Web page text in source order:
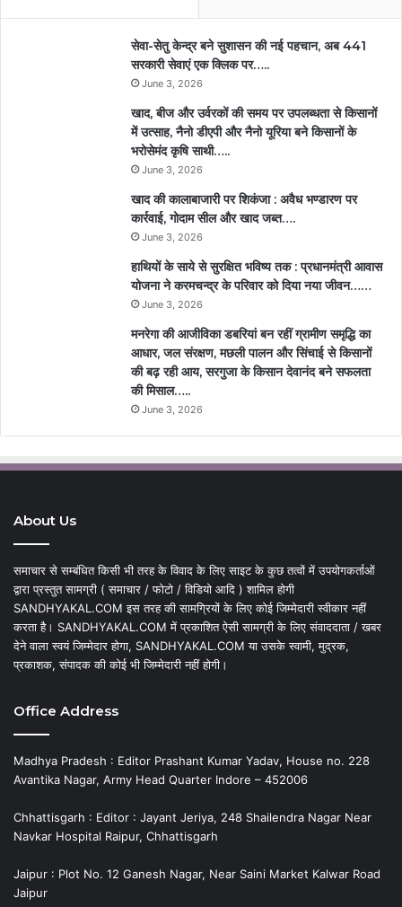
सेवा-सेतु केन्द्र बने सुशासन की नई पहचान, अब 441
सरकारी सेवाएं एक क्लिक पर…..
June 3, 2026
खाद, बीज और उर्वरकों की समय पर उपलब्धता से किसानों
में उत्साह, नैनो डीएपी और नैनो यूरिया बने किसानों के
भरोसेमंद कृषि साथी…..
June 3, 2026
खाद की कालाबाजारी पर शिकंजा : अवैध भण्डारण पर
कार्रवाई, गोदाम सील और खाद जब्त….
June 3, 2026
हाथियों के साये से सुरक्षित भविष्य तक : प्रधानमंत्री आवास
योजना ने करमचन्द्र के परिवार को दिया नया जीवन……
June 3, 2026
मनरेगा की आजीविका डबरियां बन रहीं ग्रामीण समृद्धि का
आधार, जल संरक्षण, मछली पालन और सिंचाई से किसानों
की बढ़ रही आय, सरगुजा के किसान देवानंद बने सफलता
की मिसाल…..
June 3, 2026
About Us
समाचार से सम्बंधित किसी भी तरह के विवाद के लिए साइट के कुछ तत्वों में उपयोगकर्ताओं
द्वारा प्रस्तुत सामग्री ( समाचार / फोटो / विडियो आदि ) शामिल होगी
SANDHYAKAL.COM इस तरह की सामग्रियों के लिए कोई जिम्मेदारी स्वीकार नहीं
करता है। SANDHYAKAL.COM में प्रकाशित ऐसी सामग्री के लिए संवाददाता / खबर
देने वाला स्वयं जिम्मेदार होगा, SANDHYAKAL.COM या उसके स्वामी, मुद्रक,
प्रकाशक, संपादक की कोई भी जिम्मेदारी नहीं होगी।
Office Address
Madhya Pradesh : Editor Prashant Kumar Yadav, House no. 228
Avantika Nagar, Army Head Quarter Indore – 452006
Chhattisgarh : Editor : Jayant Jeriya, 248 Shailendra Nagar Near
Navkar Hospital Raipur, Chhattisgarh
Jaipur : Plot No. 12 Ganesh Nagar, Near Saini Market Kalwar Road
Jaipur